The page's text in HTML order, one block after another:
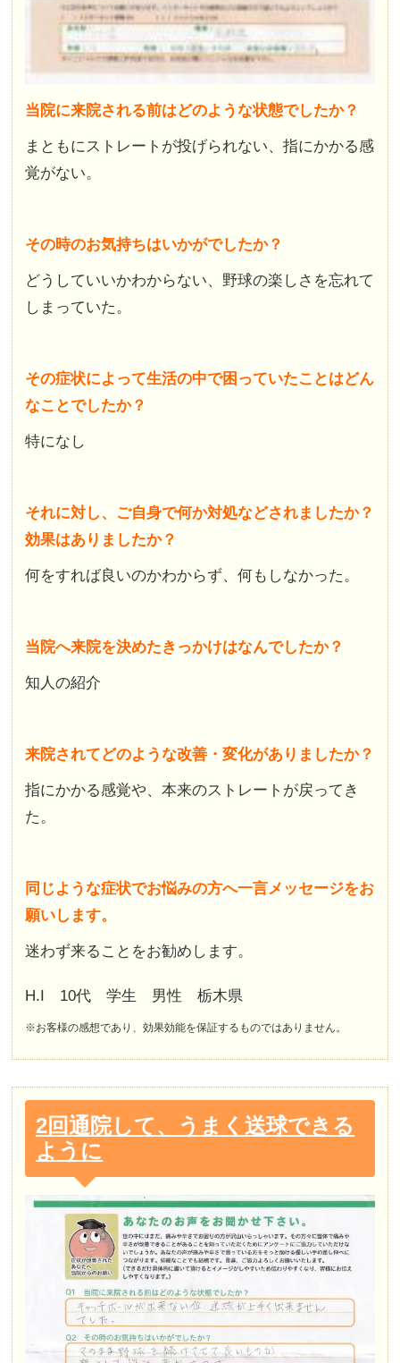
当院に来院される前はどのような状態でしたか？
まともにストレートが投げられない、指にかかる感
覚がない。
その時のお気持ちはいかがでしたか？
どうしていいかわからない、野球の楽しさを忘れて
しまっていた。
その症状によって生活の中で困っていたことはどん
なことでしたか？
特になし
それに対し、ご自身で何か対処などされましたか？
効果はありましたか？
何をすれば良いのかわからず、何もしなかった。
当院へ来院を決めたきっかけはなんでしたか？
知人の紹介
来院されてどのような改善・変化がありましたか？
指にかかる感覚や、本来のストレートが戻ってき
た。
同じような症状でお悩みの方へ一言メッセージをお
願いします。
迷わず来ることをお勧めします。
H.I 10代 学生 男性 栃木県
※お客様の感想であり、効果効能を保証するものではありません。
2回通院して、うまく送球できる
ように